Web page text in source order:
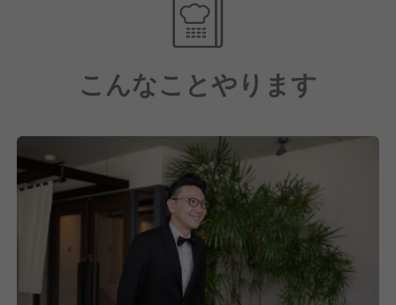
お料理でお迎えしております。
こんなことやります